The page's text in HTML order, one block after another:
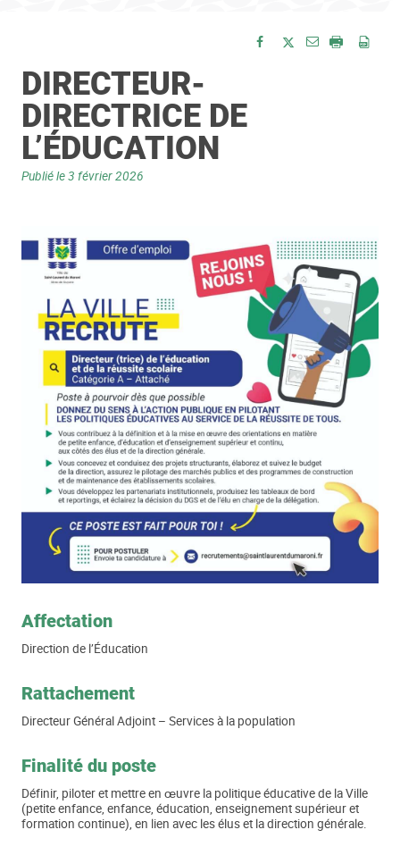
Partager sur Facebook
Partager sur
Envoyer par
Imprimer
DIRECTEUR-
DIRECTRICE DE
L’ÉDUCATION
Publié le3 février 2026
Affectation
Direction de l’Éducation
Rattachement
Directeur Général Adjoint – Services à la population
Finalité du poste
Définir, piloter et mettre en œuvre la politique éducative de la Ville
(petite enfance, enfance, éducation, enseignement supérieur et
formation continue), en lien avec les élus et la direction générale.